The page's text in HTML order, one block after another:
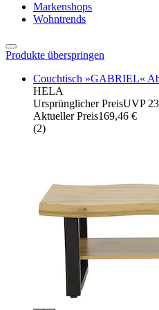
Markenshops
Wohntrends
Produkte überspringen
Couchtisch »GABRIEL«
HELA
Ursprünglicher PreisUVP
Aktueller Preis169,46 €
(2)